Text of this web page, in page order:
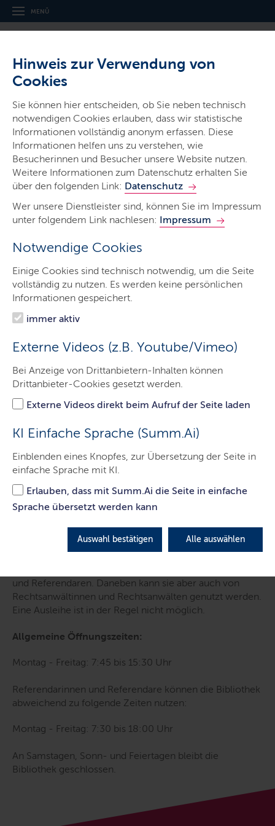
Hinweis zur Verwendung von
Cookies
Sie können hier entscheiden, ob Sie neben technisch
notwendigen Cookies erlauben, dass wir statistische
Informationen vollständig anonym erfassen. Diese
Informationen helfen uns zu verstehen, wie
Besucherinnen und Besucher unsere Website nutzen.
Weitere Informationen zum Datenschutz erhalten Sie
über den folgenden Link: Datenschutz
Wer unsere Dienstleister sind, können Sie im Impressum
unter folgendem Link nachlesen: Impressum
Notwendige Cookies
Einige Cookies sind technisch notwendig, um die Seite
vollständig zu nutzen. Es werden keine persönlichen
Informationen gespeichert.
immer aktiv
Externe Videos (z.B. Youtube/Vimeo)
Bei Anzeige von Drittanbietern-Inhalten können
Drittanbieter-Cookies gesetzt werden.
Externe Videos direkt beim Aufruf der Seite laden
KI Einfache Sprache (Summ.Ai)
Einblenden eines Knopfes, zur Übersetzung der Seite in
einfache Sprache mit KI.
Erlauben, dass mit Summ.Ai die Seite in einfache
Sprache übersetzt werden kann
Auswahl bestätigen Alle auswählen
MENÜ
Landgericht Lübeck
Gerichte & Justizbehörden
Start
Das Gericht
Aufgaben
Besucher & Service
Presse & Medien
Ausbildung & Beruf
Bibliothek
LETZTE AKTUALISIERUNG: 11.04.2022
Die Bibliothek am Landgericht Lübeck ist
Behördenbibliothek. Sie dient in erster Linie der
und Referendaren. Daneben kann sie aber auch von
Rechtsanwältinnen und Rechtsanwälten genutzt werden.
Eine Ausleihe ist in der Regel nicht möglich.
Allgemeine Öffnungszeiten:
Montag - Freitag: 7:45 bis 15:30 Uhr
Referendarinnen und Referendare können die Bibliothek
abweichend zu folgende Zeiten nutzen:
Montag - Freitag: 7:30 bis 18:00 Uhr
An Samstagen, Sonn- und Feiertagen bleibt die
Bibliothek geschlossen.